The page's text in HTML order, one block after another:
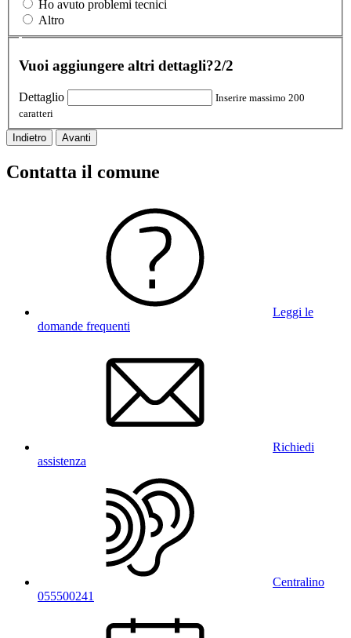
Ho avuto problemi tecnici
Altro
Vuoi aggiungere altri dettagli?2/2
Dettaglio
Inserire massimo 200
caratteri
Indietro Avanti
Contatta il comune
Leggi le
domande frequenti
Richiedi
assistenza
Centralino
055500241